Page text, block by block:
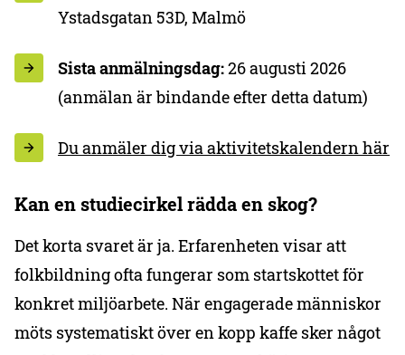
Ystadsgatan 53D, Malmö
Sista anmälningsdag:26 augusti 2026
(anmälan är bindande efter detta datum)
Du anmäler dig via aktivitetskalendern här
Kan en studiecirkel rädda en skog?
Det korta svaret är ja. Erfarenheten visar att
folkbildning ofta fungerar som startskottet för
konkret miljöarbete. När engagerade människor
möts systematiskt över en kopp kaffe sker något